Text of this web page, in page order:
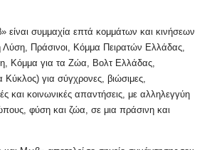
είναι συμμαχία επτά κομμάτων και κινήσεων
Λύση, Πράσινοι, Κόμμα Πειρατών Ελλάδας,
Κόμμα για τα Ζώα, Βολτ Ελλάδας,
Κύκλος) για σύγχρονες, βιώσιμες,
και κοινωνικές απαντήσεις, με αλληλεγγύη
φύση και ζώα, σε μια πράσινη και